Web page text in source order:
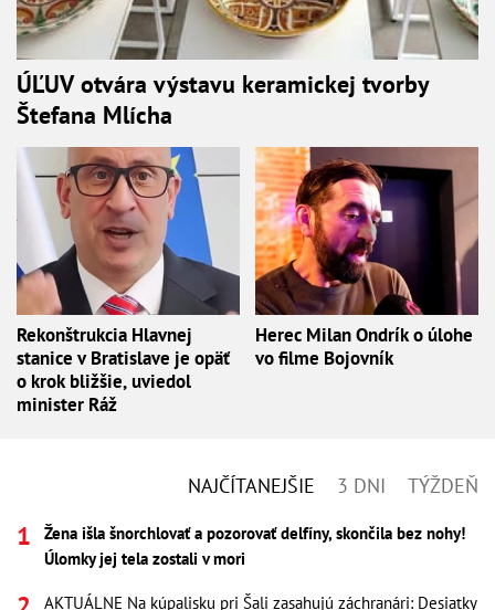
ÚĽUV otvára výstavu keramickej tvorby
Štefana Mlícha
Rekonštrukcia Hlavnej
stanice v Bratislave je opäť
o krok bližšie, uviedol
minister Ráž
Herec Milan Ondrík o úlohe
vo filme Bojovník
NAJČÍTANEJŠIE 3 DNI TÝŽDEŇ
Žena išla šnorchlovať a pozorovať delfíny, skončila bez nohy!
Úlomky jej tela zostali v mori
AKTUÁLNE Na kúpalisku pri Šali zasahujú záchranári: Desiatky